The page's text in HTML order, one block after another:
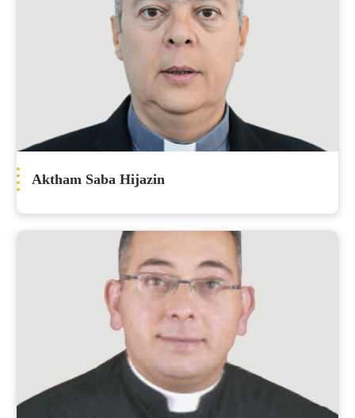
Aktham Saba Hijazin